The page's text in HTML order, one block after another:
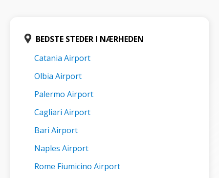
BEDSTE STEDER I NÆRHEDEN
Catania Airport
Olbia Airport
Palermo Airport
Cagliari Airport
Bari Airport
Naples Airport
Rome Fiumicino Airport